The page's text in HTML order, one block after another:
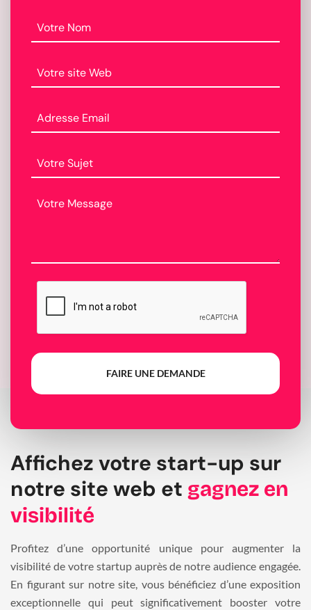
FAIRE UNE DEMANDE
Affichez votre start-up sur
notre site web et gagnez en
visibilité
Profitez d’une opportunité unique pour augmenter la
visibilité de votre startup auprès de notre audience engagée.
En figurant sur notre site, vous bénéficiez d’une exposition
exceptionnelle qui peut significativement booster votre